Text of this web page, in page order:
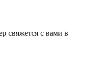
свяжется с вами в